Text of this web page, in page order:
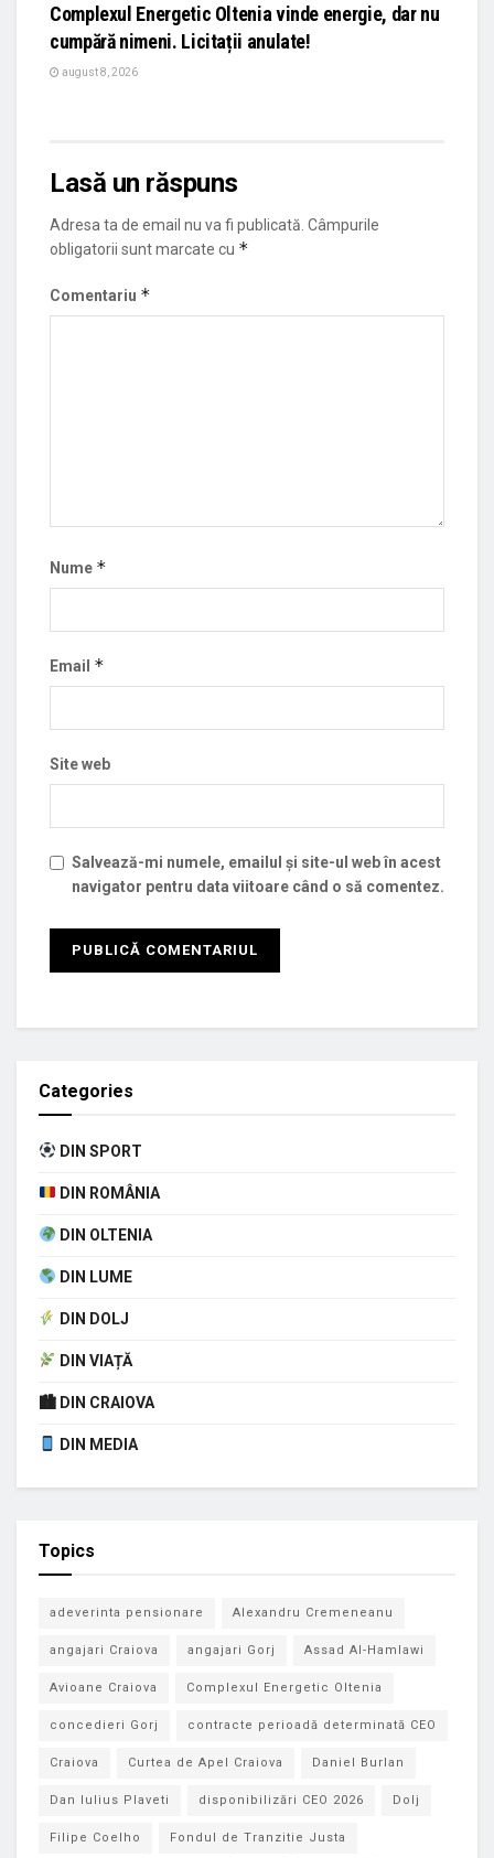
Complexul Energetic Oltenia vinde energie, dar nu
cumpără nimeni. Licitații anulate!
august 8, 2026
Lasă un răspuns
Adresa ta de email nu va fi publicată. Câmpurile
obligatorii sunt marcate cu *
Comentariu *
Nume *
Email *
Site web
Salvează-mi numele, emailul și site-ul web în acest
navigator pentru data viitoare când o să comentez.
Categories
DIN SPORT
DIN ROMÂNIA
DIN OLTENIA
DIN LUME
DIN DOLJ
DIN VIAȚĂ
🏙 DIN CRAIOVA
DIN MEDIA
Topics
adeverinta pensionare Alexandru Cremeneanu
angajari Craiova angajari Gorj Assad Al-Hamlawi
Avioane Craiova Complexul Energetic Oltenia
concedieri Gorj contracte perioadă determinată CEO
Craiova Curtea de Apel Craiova Daniel Burlan
Dan Iulius Plaveti disponibilizări CEO 2026 Dolj
Filipe Coelho Fondul de Tranzitie Justa